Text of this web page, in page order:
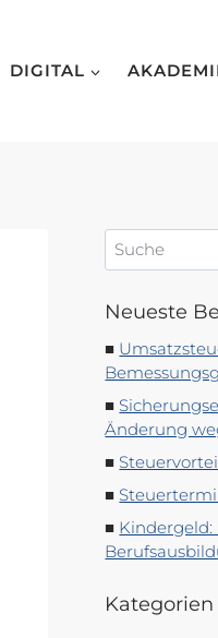
DIGITAL
Suchen
Neueste
Änderung
Kindergeld:
Kategorien